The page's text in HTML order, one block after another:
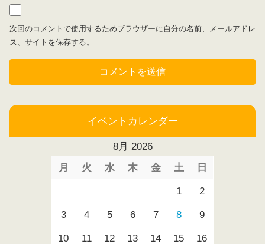
次回のコメントで使用するためブラウザーに自分の名前、メールアドレ
ス、サイトを保存する。
イベントカレンダー
8月 2026
月
火 水 木 金 土 日
1 2
3 4 5 6 7 8 9
10 11 12 13 14 15 16